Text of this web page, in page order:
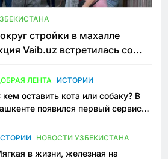
стройки в махалле
Vaib.uz встретилась со
ЛЕНТА ИСТОРИИ
кем оставить кота или собаку? В
появился первый сервис
НОВОСТИ УЗБЕКИСТАНА
в жизни, железная на